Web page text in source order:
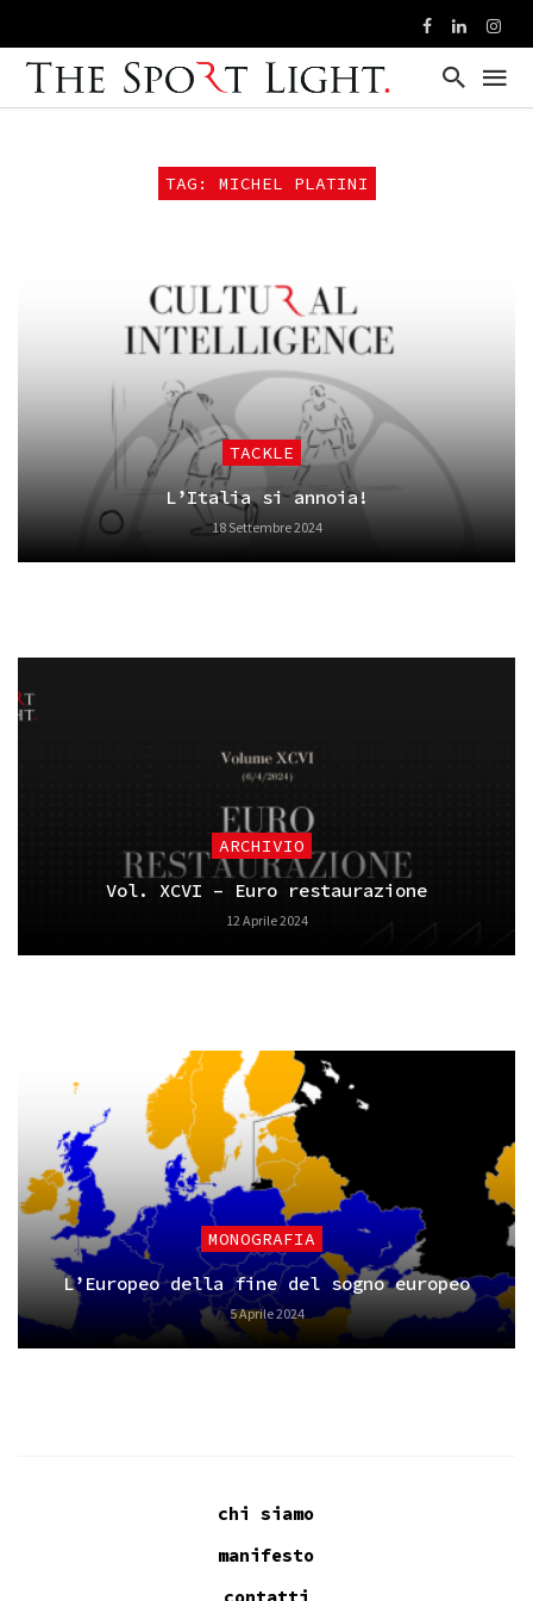
TAG: MICHEL PLATINI
TACKLE
L’Italia si annoia!
18 Settembre 2024
ARCHIVIO
Vol. XCVI – Euro restaurazione
12 Aprile 2024
MONOGRAFIA
L’Europeo della fine del sogno europeo
5 Aprile 2024
chi siamo
manifesto